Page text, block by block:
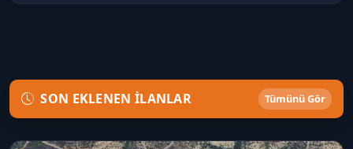
SON EKLENEN İLANLAR Tümünü Gör